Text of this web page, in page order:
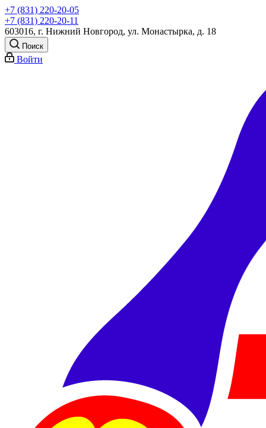
+7 (831) 220-20-05
+7 (831) 220-20-11
603016, г. Нижний Новгород, ул. Монастырка, д. 18
Поиск
Войти